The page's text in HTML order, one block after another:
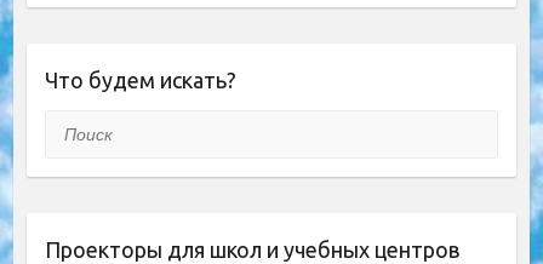
Что будем искать?
Поиск
Проекторы для школ и учебных центров